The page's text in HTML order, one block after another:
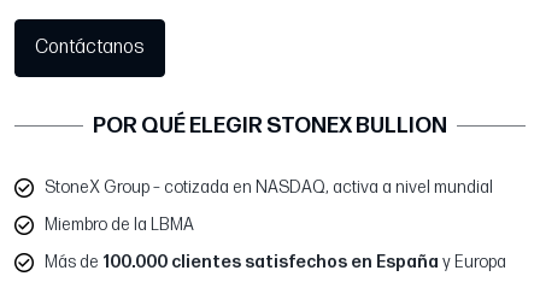
Contáctanos
POR QUÉ ELEGIR STONEX BULLION
StoneX Group – cotizada en NASDAQ, activa a nivel mundial
Miembro de la LBMA
Más de 100.000 clientes satisfechos en España y Europa